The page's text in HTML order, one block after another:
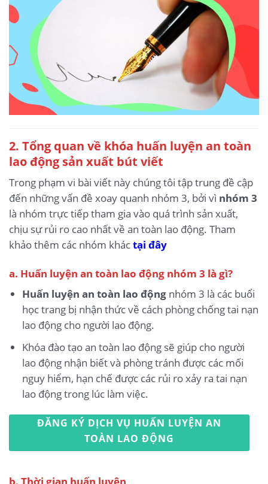
2. Tổng quan về khóa huấn luyện an toàn
lao động sản xuất bút viết
Trong phạm vi bài viết này chúng tôi tập trung đề cập
đến những vấn đề xoay quanh nhóm 3, bởi vì nhóm 3
là nhóm trực tiếp tham gia vào quá trình sản xuất,
chịu sự rủi ro cao nhất về an toàn lao động. Tham
khảo thêm các nhóm kháctại đây
a. Huấn luyện an toàn lao động nhóm 3 là gì?
Huấn luyện an toàn lao độngnhóm 3 là các buổi
học trang bị nhận thức về cách phòng chống tai nạn
lao động cho người lao động.
Khóa đào tạo an toàn lao động sẽ giúp cho người
lao động nhận biết và phòng tránh được các mối
nguy hiểm, hạn chế được các rủi ro xảy ra tai nạn
lao động trong lúc làm việc.
ĐĂNG KÝ DỊCH VỤ HUẤN LUYỆN AN
TOÀN LAO ĐỘNG